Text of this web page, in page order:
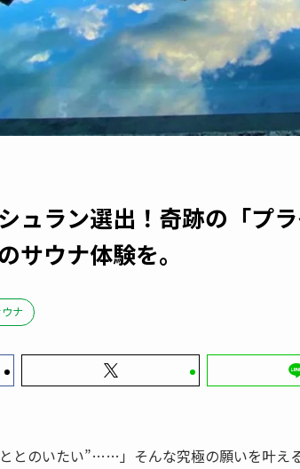
ュラン選出！奇跡の「プ
サウナ体験を。
ナ
ととのいたい”……」そんな究極の願いを叶え